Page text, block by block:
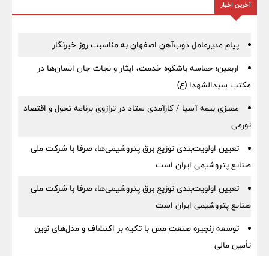
آخرین اخبار
پیام مدیرعامل ذوب‌آهن اصفهان به مناسبت روز خبرنگار
اربعین؛ حماسه باشکوه خدمت، ایثار و نجات جان انسان‌ها در
مکتب سیدالشهدا (ع)
ممیزی بیمه آسیا / کارآمدی ستاد در ترازوی برنامه تحول و اقتصاد
تورمی
تعیین اولویت‌بندی توزیع برق پتروشیمی‌ها، صرفا با شرکت ملی
صنایع پتروشیمی ایران است
تعیین اولویت‌بندی توزیع برق پتروشیمی‌ها، صرفا با شرکت ملی
صنایع پتروشیمی ایران است
توسعه زنجیره صنعت مس با تکیه بر اکتشاف و مدل‌های نوین
تأمین مالی